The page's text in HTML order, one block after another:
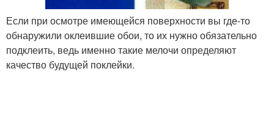
Если при осмотре имеющейся поверхности вы где-то
обнаружили оклеившие обои, то их нужно обязательно
подклеить, ведь именно такие мелочи определяют
качество будущей поклейки.